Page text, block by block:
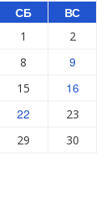
СБ ВС
1
2
8 9
15 16
22
23
29 30